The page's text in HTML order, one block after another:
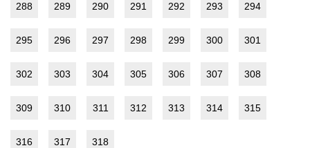
288 289 290 291 292 293 294
295 296 297 298 299 300 301
302 303 304 305 306 307 308
309 310 311 312 313 314 315
316 317 318